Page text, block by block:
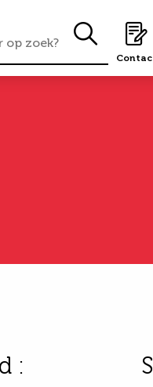
: